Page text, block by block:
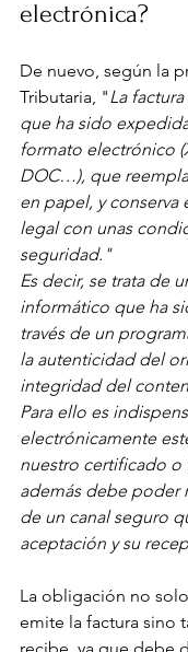
electrónica?
De nuevo, según la
Tributaria, "La
que ha sido
formato electrónico
DOC…), que
en papel, y conserva
legal con unas
seguridad."
Es decir, se trata de
informático que ha
través de un
la autenticidad del
integridad del
Para ello es
electrónicamente
nuestro certificado o
además debe poder
de un canal seguro
aceptación y su
La obligación no
emite la factura sino